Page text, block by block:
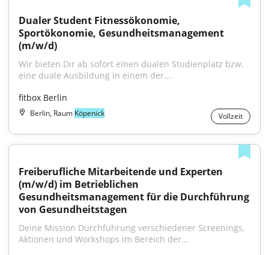
Dualer Student Fitnessökonomie,
Sportökonomie, Gesundheitsmanagement
(m/w/d)
Wir bieten Dir ab sofort einen dualen Studienplatz bzw.
eine duale Ausbildung in einem der...
fitbox Berlin
Berlin, Raum Köpenick Vollzeit
Freiberufliche Mitarbeitende und Experten
(m/w/d) im Betrieblichen
Gesundheitsmanagement für die Durchführung
von Gesundheitstagen
Deine Mission Durchführung verschiedener Screenings,
Aktionen und Workshops im Bereich der...